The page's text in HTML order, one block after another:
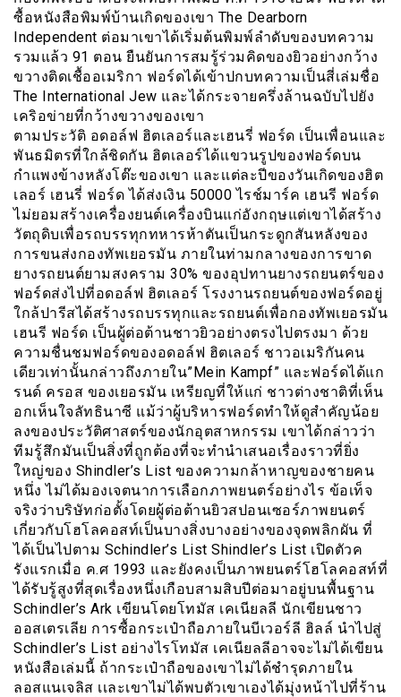
ซื้อหนังสือพิมพ์บ้านเกิดของเขา The Dearborn
Independent ต่อมาเขาได้เริ่มต้นพิมพ์ลำดับของบทความ
รวมแล้ว 91 ตอน ยืนยันการสมรู้ร่วมคิดของยิวอย่างกว้าง
ขวางติดเชื้ออเมริกา ฟอร์ดได้เข้าปกบทความเป็นสี่เล่มชื่อ
The International Jew และได้กระจายครึ่งล้านฉบับไปยัง
เคริอข่ายที่กว้างขวางของเขา
ตามประวัติ อดอล์ฟ ฮิตเลอร์และเฮนรี่ ฟอร์ด เป็นเพื่อนและ
พันธมิตรที่ใกล้ชิดกัน ฮิตเลอร์ได้เเขวนรูปของฟอร์ดบน
กำแพงข้างหลังโต๊ะของเขา และเเต่ละปีของวันเกิดของฮิต
เลอร์ เฮนรี่ ฟอร์ด ได้ส่งเงิน 50000 ไรช์มาร์ค เฮนรี ฟอร์ด
ไม่ยอมสร้างเครื่องยนต์เครื่องบินแก่อังกฤษแต่เขาได้สร้าง
วัตถุดิบเพื่อรถบรรทุกทหารห้าตันเป็นกระดูกสันหลังของ
การขนส่งกองทัพเยอรมัน ภายในท่ามกลางของการขาด
ยางรถยนต์ยามสงคราม 30% ของอุปทานยางรถยนตร์ของ
ฟอร์ดส่งไปที่อดอล์ฟ ฮิตเลอร์ โรงงานรถยนต์ของฟอร์ดอยู่
ใกล้ปารีสได้สร้างรถบรรทุกและรถยนต์เพื่อกองทัพเยอรมัน
เฮนรี ฟอร์ด เป็นผู้ต่อต้านชาวยิวอย่างตรงไปตรงมา ด้วย
ความชื่นชมฟอร์ดของอดอล์ฟ ฮิตเลอร์ ชาวอเมริกันคน
เดียวเท่านั้นกล่าวถึงภายใน”Mein Kampf” และฟอร์ดได้แก
รนด์ ครอส ของเยอรมัน เหรียญที่ให้แก่ ชาวต่างชาติที่เห็น
อกเห็นใจลัทธินาซี แม้ว่าผู้บริหารฟอร์ดทำให้ดูสำคัญน้อย
ลงของประวัติศาสตร์ของนักอุตสาหกรรม เขาได้กล่าวว่า
ทีมรู้สึกมันเป็นสิ่งที่ถูกต้องที่จะทำนำเสนอเรื่องราวที่ยิ่ง
ใหญ่ของ Shindler’s List ของความกล้าหาญของชายคน
หนึ่ง ไม่ได้มองเจตนาการเลือกภาพยนตร์อย่างไร ข้อเท็จ
จริงว่าบริษัทก่อตั้งโดยผู้ต่อต้านยิวสปอนเซอร์ภาพยนตร์
เกี่ยวกับโฮโลคอสท์เป็นบางสิ่งบางอย่างของจุดพลิกผัน ที่
ได้เป็นไปตาม Schindler’s List Shindler’s List เปิดตัวค
รังแรกเมื่อ ค.ศ 1993 และยังคงเป็นภาพยนตร์โฮโลคอสท์ที่
ได้รับรู้สูงที่สุดเรื่องหนึ่งเกือบสามสิบปีต่อมาอยู่บนพื้นฐาน
Schindler’s Ark เขียนโดยโทมัส เคเนียลลี นักเขียนชาว
ออสเตรเลีย การซื้อกระเป๋าถือภายในบีเวอร์ลี ฮิลล์ นำไปสู่
Schindler’s List อย่างไรโทมัส เคเนียลลีอาจจะไม่ได้เขียน
หนังสือเล่มนี้ ถ้ากระเป๋าถือของเขาไม่ได้ชำรุดภายใน
ลอสแนเจลิส เเละเขาไม่ได้พบตัวเขาเองได้มุ่งหน้าไปที่ร้าน